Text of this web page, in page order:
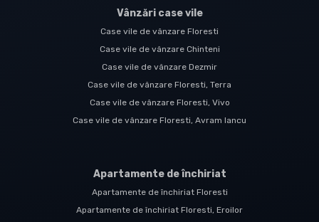
Vânzări case vile
Case vile de vânzare Floresti
Case vile de vânzare Chinteni
Case vile de vânzare Dezmir
Case vile de vânzare Floresti, Terra
Case vile de vânzare Floresti, Vivo
Case vile de vânzare Floresti, Avram Iancu
Apartamente de închiriat
Apartamente de închiriat Floresti
Apartamente de închiriat Floresti, Eroilor